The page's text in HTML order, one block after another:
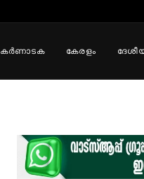
കർണാടക കേരളം